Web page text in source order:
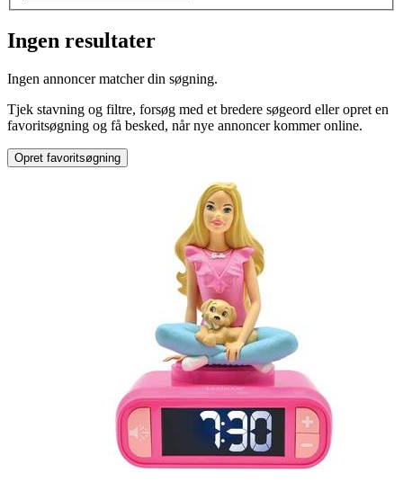
Anden type
Ingen resultater
Ingen annoncer matcher din søgning.
Tjek stavning og filtre, forsøg med et bredere søgeord eller opret en
favoritsøgning og få besked, når nye annoncer kommer online.
Opret favoritsøgning